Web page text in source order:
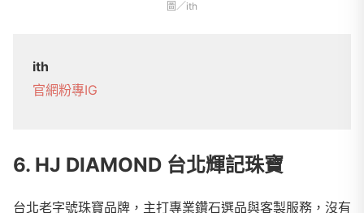
圖／ith
ith
官網粉專IG
6. HJ DIAMOND 台北輝記珠寶
台北老字號珠寶品牌，主打專業鑽石選品與客製服務，沒有